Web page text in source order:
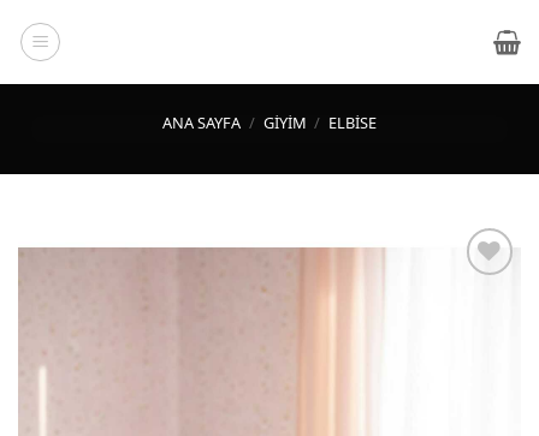
atla
ANA SAYFA / GIYIM / ELBISE